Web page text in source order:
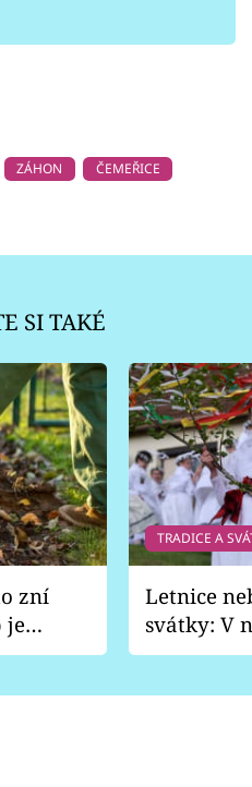
ZÁHON
ČEMEŘICE
SI TAKÉ
zní
je
TRADICE A
Letnice
svátky: V
pondělí